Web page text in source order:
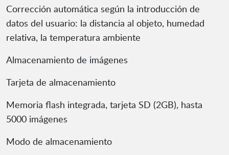
Corrección automática según la introducción de
datos del usuario: la distancia al objeto, humedad
relativa, la temperatura ambiente
Almacenamiento de imágenes
Tarjeta de almacenamiento
Memoria flash integrada, tarjeta SD (2GB), hasta
5000 imágenes
Modo de almacenamiento